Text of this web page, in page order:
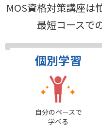
MOS資格対策講座は
最短コースで
個別学習
自分のペースで
学べる